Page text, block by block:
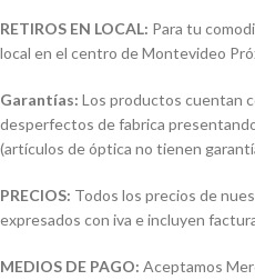
RETIROS EN LOCAL: Para tu
local en el centro de Montevideo
Garantías: Los productos cuentan
desperfectos de fabrica
(artículos de óptica no tienen
PRECIOS: Todos los precios de
expresados con iva e incluyen
MEDIOS DE PAGO: Aceptamos